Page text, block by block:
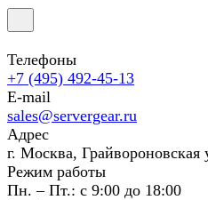
Телефоны
+7 (495) 492-45-13
E-mail
sales@servergear.ru
Адрес
г. Москва,
Режим работы
Пн. – Пт.: с 9:00 до 18:00